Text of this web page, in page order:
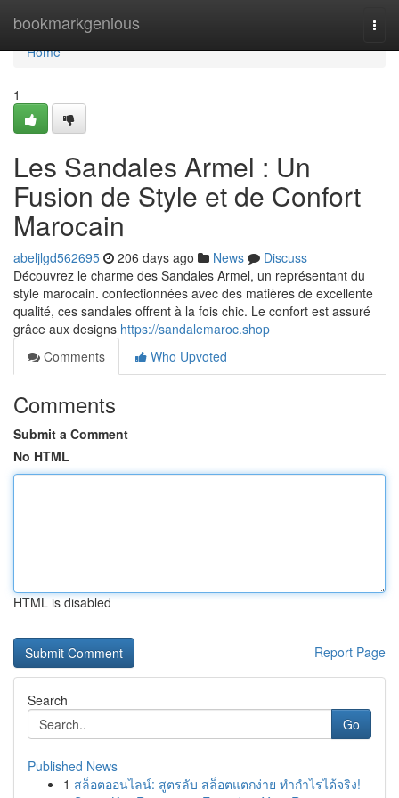
bookmarkgenious
Home
Home
1
Les Sandales Armel : Un
Fusion de Style et de Confort
Marocain
abeljlgd562695 206 days ago News
Discuss
Découvrez le charme des Sandales Armel, un représentant du
style marocain. confectionnées avec des matières de excellente
qualité, ces sandales offrent à la fois chic. Le confort est assuré
grâce aux designs https://sandalemaroc.shop
Comments
Who Upvoted
Comments
Submit a Comment
No HTML
HTML is disabled
Report Page
Search
Go
Published News
1 สล็อตออนไลน์: สูตรลับ สล็อตแตกง่าย ทำกำไรได้จริง!